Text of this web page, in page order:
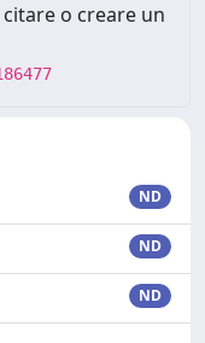
o creare un
ND
ND
ND